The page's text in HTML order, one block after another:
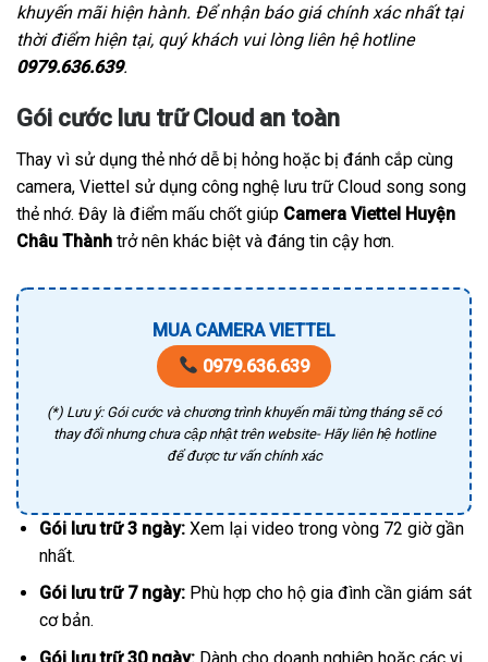
khuyến mãi hiện hành. Để nhận báo giá chính xác nhất tại
thời điểm hiện tại, quý khách vui lòng liên hệ hotline
0979.636.639.
Gói cước lưu trữ Cloud an toàn
Thay vì sử dụng thẻ nhớ dễ bị hỏng hoặc bị đánh cắp cùng
camera, Viettel sử dụng công nghệ lưu trữ Cloud song song
thẻ nhớ. Đây là điểm mấu chốt giúp Camera Viettel Huyện
Châu Thành trở nên khác biệt và đáng tin cậy hơn.
MUA CAMERA VIETTEL
0979.636.639
(*) Lưu ý: Gói cước và chương trình khuyến mãi từng tháng sẽ có
thay đổi nhưng chưa cập nhật trên website- Hãy liên hệ hotline
để được tư vấn chính xác
Gói lưu trữ 3 ngày:Xem lại video trong vòng 72 giờ gần
nhất.
Gói lưu trữ 7 ngày:Phù hợp cho hộ gia đình cần giám sát
cơ bản.